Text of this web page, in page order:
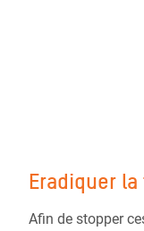
Eradiquer
Afin de stopper